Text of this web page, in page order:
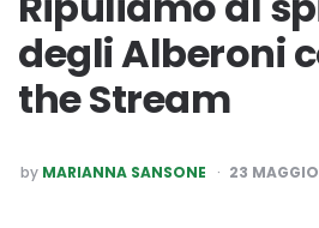
degli Alberoni
the Stream
POSTED
BY
by MARIANNA SANSONE 23